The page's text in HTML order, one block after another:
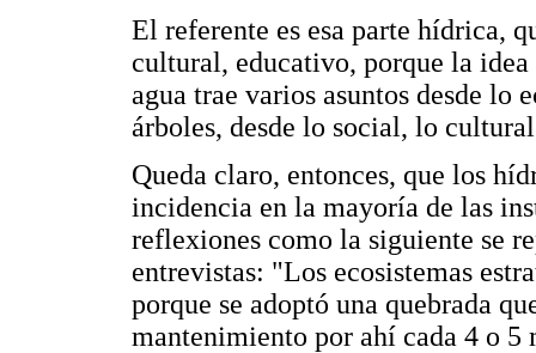
El referente es esa parte hídrica,
cultural, educativo, porque la
agua trae varios asuntos desde lo
árboles, desde lo social, lo
Queda claro, entonces, que los
incidencia en la mayoría de las
reflexiones como la siguiente se
entrevistas: "Los ecosistemas
porque se adoptó una quebrada
mantenimiento por ahí cada 4 o 5